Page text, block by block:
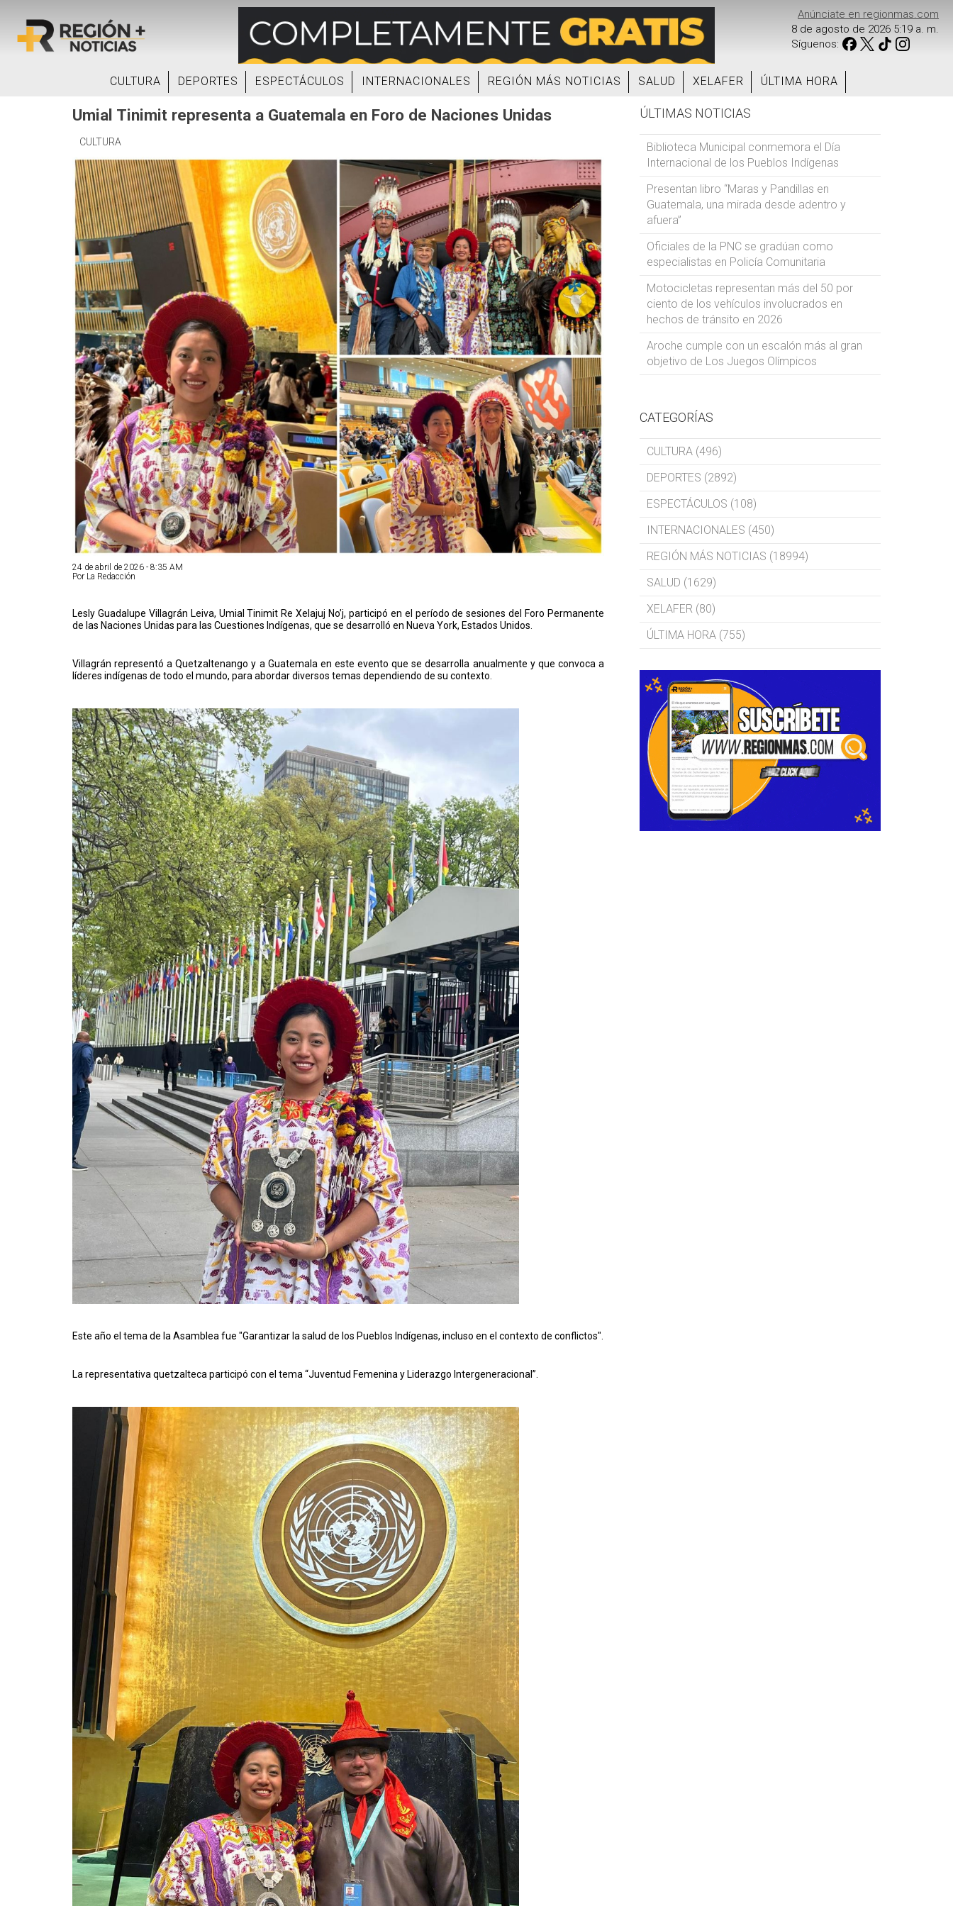
Anúnciate en regionmas.com
8 de agosto de 2026 5:19 a. m.
Síguenos:
CULTURA DEPORTES ESPECTÁCULOS INTERNACIONALES REGIÓN MÁS NOTICIAS SALUD XELAFER ÚLTIMA HORA
Umial Tinimit representa a Guatemala en Foro de Naciones Unidas
CULTURA
24 de abril de 2026 - 8:35 AM
Por La Redacción
Lesly Guadalupe Villagrán Leiva, Umial Tinimit Re Xelajuj No’j, participó en el período de sesiones del Foro Permanente
de las Naciones Unidas para las Cuestiones Indígenas, que se desarrolló en Nueva York, Estados Unidos.
Villagrán representó a Quetzaltenango y a Guatemala en este evento que se desarrolla anualmente y que convoca a
líderes indígenas de todo el mundo, para abordar diversos temas dependiendo de su contexto.
Este año el tema de la Asamblea fue "Garantizar la salud de los Pueblos Indígenas, incluso en el contexto de conflictos".
La representativa quetzalteca participó con el tema “Juventud Femenina y Liderazgo Intergeneracional”.
ÚLTIMAS NOTICIAS
Biblioteca Municipal conmemora el Día
Internacional de los Pueblos Indígenas
Presentan libro “Maras y Pandillas en
Guatemala, una mirada desde adentro y
afuera”
Oficiales de la PNC se gradúan como
especialistas en Policía Comunitaria
Motocicletas representan más del 50 por
ciento de los vehículos involucrados en
hechos de tránsito en 2026
Aroche cumple con un escalón más al gran
objetivo de Los Juegos Olímpicos
CATEGORÍAS
CULTURA (496)
DEPORTES (2892)
ESPECTÁCULOS (108)
INTERNACIONALES (450)
REGIÓN MÁS NOTICIAS (18994)
SALUD (1629)
XELAFER (80)
ÚLTIMA HORA (755)